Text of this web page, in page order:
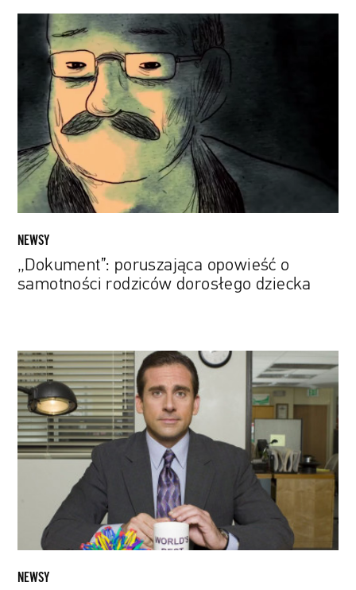
„Dokument”:
poruszająca
opowieść
samotności
rodziców
dorosłego
dziecka
NEWSY
„Dokument”: poruszająca opowieść o
samotności rodziców dorosłego dziecka
Twórca
„The
Office”
opowiada
o
swoim
serialu.
Strukturą
ma
NEWSY